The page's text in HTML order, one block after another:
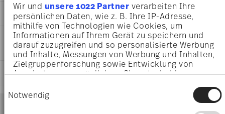
Wir und unsere 1022 Partnerverarbeiten Ihre
persönlichen Daten, wie z. B. Ihre IP-Adresse,
mithilfe von Technologien wie Cookies, um
Informationen auf Ihrem Gerät zu speichern und
darauf zuzugreifen und so personalisierte Werbung
und Inhalte, Messungen von Werbung und Inhalten,
Zielgruppenforschung sowie Entwicklung von
Angeboten zu ermöglichen. Sie entscheiden
Sie können Ihre Einwilligung jederzeit über die
Cookie-Erklärung oder durch Klicken auf das
Privacy Trigger Symbol ändern oder widerrufen
Notwendig
Swarovski x Rosenthal
Swarovski SIGNUM
Fern
Porcelaine
Fern
14204-426349-19106
9009656485231
DIMENSIONS
14,60 cm
3,80 cm
2,80 cm
37 gr
9,50 cm
INSTRUCTIONS D'ENTRETIEN ET DE
SÉCURITÉ
EXPÉDITION ET RETOURS
Services